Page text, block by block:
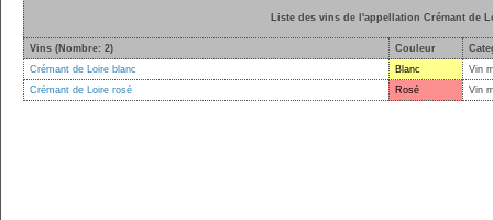
Liste des vins de l'appellation Crémant de
Vins (Nombre: 2) Couleur
Crémant de Loire blanc
Blanc
Vin
Crémant de Loire rosé
Rosé Vin